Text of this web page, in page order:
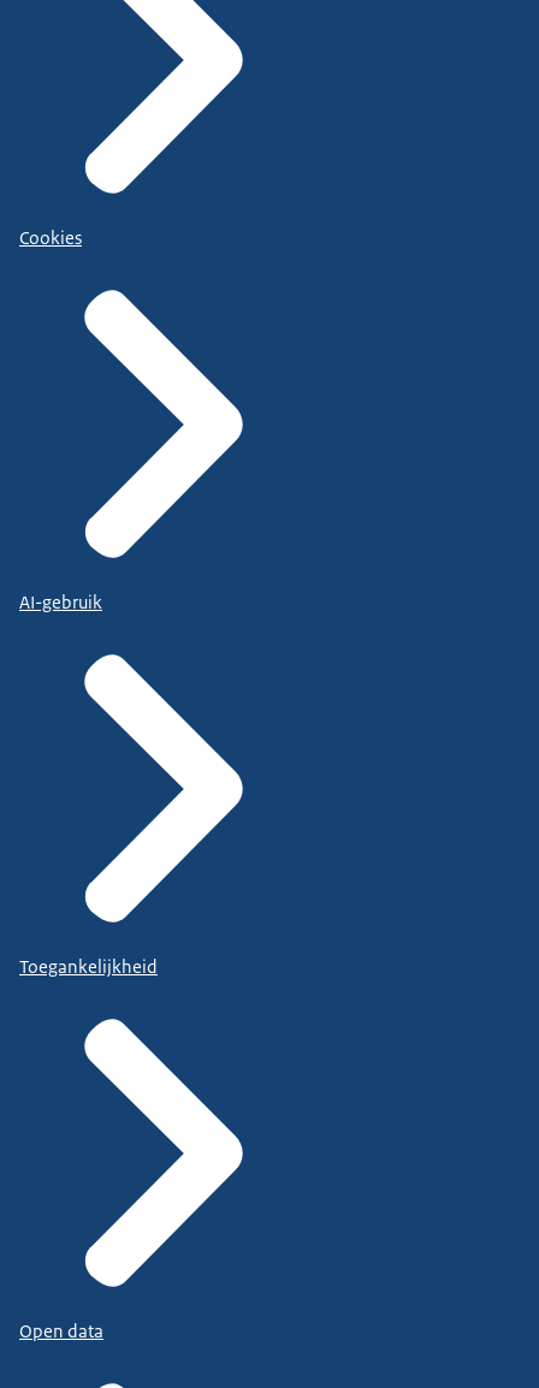
Cookies
AI-gebruik
Toegankelijkheid
Open data